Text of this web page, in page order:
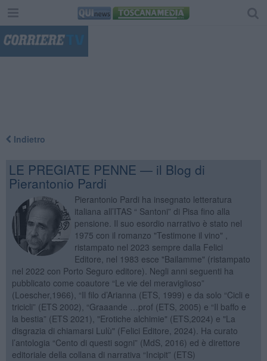
Indietro
LE PREGIATE PENNE — il Blog di
Pierantonio Pardi
Pierantonio Pardi ha insegnato letteratura
italiana all’ITAS “ Santoni” di Pisa fino alla
pensione. Il suo esordio narrativo è stato nel
1975 con il romanzo "Testimone il vino" ,
ristampato nel 2023 sempre dalla Felici
Editore, nel 1983 esce "Bailamme" (ristampato
nel 2022 con Porto Seguro editore). Negli anni seguenti ha
pubblicato come coautore “Le vie del meraviglioso”
(Loescher,1966), “Il filo d’Arianna (ETS, 1999) e da solo “Cicli e
tricicli” (ETS 2002), “Graaande …prof (ETS, 2005) e “Il baffo e
la bestia” (ETS 2021), "Erotiche alchimie" (ETS,2024) e "La
disgrazia di chiamarsi Lulù" (Felici Editore, 2024). Ha curato
l’antologia “Cento di questi sogni” (MdS, 2016) ed è direttore
editoriale della collana di narrativa “Incipit” (ETS)